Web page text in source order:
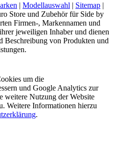
| Modellauswahl | Sitemap |
Store und Zubehör für Side by
Firmen-, Markennamen und
jeweiligen Inhaber und dienen
von Produkten und
um die
und Google Analytics zur
weitere Nutzung der Website
Weitere Informationen hierzu
.